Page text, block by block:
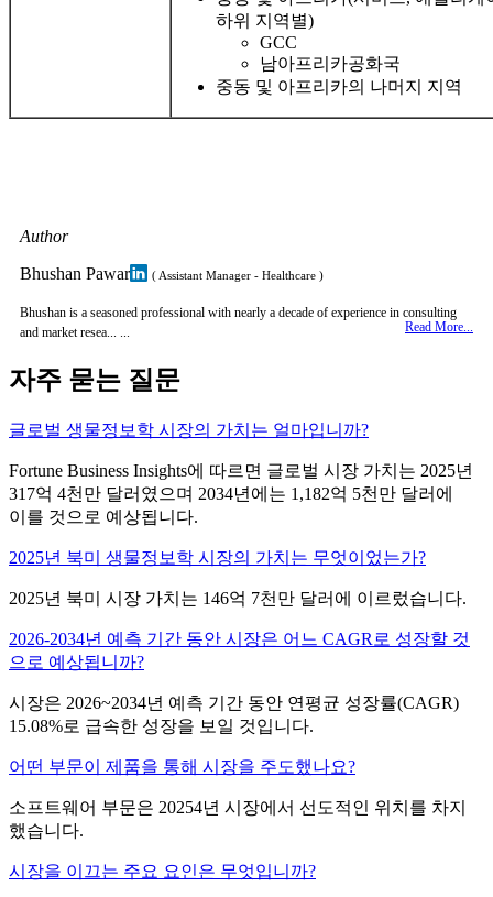
하위 지역별)
GCC
남아프리카공화국
중동 및 아프리카의 나머지 지역
Author
Bhushan Pawar
( Assistant Manager - Healthcare )
Bhushan is a seasoned professional with nearly a decade of experience in consulting
and market resea... ...
Read More...
자주 묻는 질문
글로벌 생물정보학 시장의 가치는 얼마입니까?
Fortune Business Insights에 따르면 글로벌 시장 가치는 2025년
317억 4천만 달러였으며 2034년에는 1,182억 5천만 달러에
이를 것으로 예상됩니다.
2025년 북미 생물정보학 시장의 가치는 무엇이었는가?
2025년 북미 시장 가치는 146억 7천만 달러에 이르렀습니다.
2026-2034년 예측 기간 동안 시장은 어느 CAGR로 성장할 것
으로 예상됩니까?
시장은 2026~2034년 예측 기간 동안 연평균 성장률(CAGR)
15.08%로 급속한 성장을 보일 것입니다.
어떤 부문이 제품을 통해 시장을 주도했나요?
소프트웨어 부문은 20254년 시장에서 선도적인 위치를 차지
했습니다.
시장을 이끄는 주요 요인은 무엇입니까?